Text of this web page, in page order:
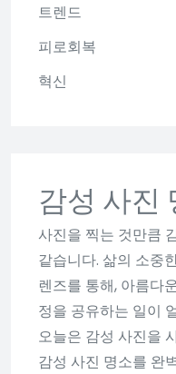
감성 사진
사진을 찍는 것만큼
같습니다. 삶의 소중
렌즈를 통해, 아름다
정을 공유하는 일이
오늘은 감성 사진을
감성 사진 명소를 완
트렌드
피로회복
혁신